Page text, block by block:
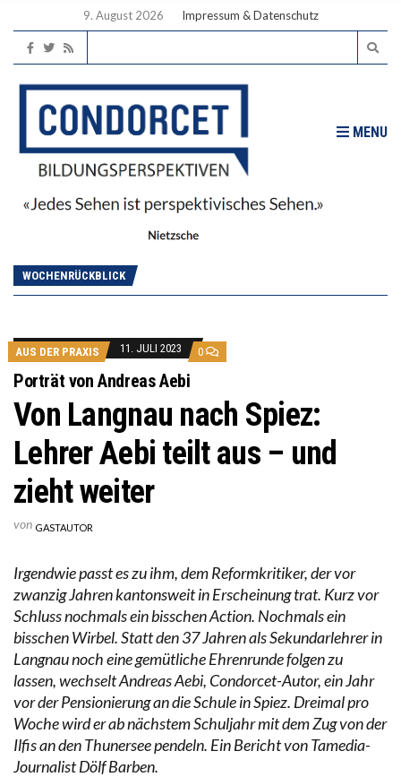
9. August 2026 Impressum & Datenschutz
MENU
WOCHENRÜCKBLICK
AUS DER PRAXIS 11. JULI 2023 0
Porträt von Andreas Aebi
Von Langnau nach Spiez:
Lehrer Aebi teilt aus – und
zieht weiter
von GASTAUTOR
Irgendwie passt es zu ihm, dem Reformkritiker, der vor
zwanzig Jahren kantonsweit in Erscheinung trat. Kurz vor
Schluss nochmals ein bisschen Action. Nochmals ein
bisschen Wirbel. Statt den 37 Jahren als Sekundarlehrer in
Langnau noch eine gemütliche Ehrenrunde folgen zu
lassen, wechselt Andreas Aebi, Condorcet-Autor, ein Jahr
vor der Pensionierung an die Schule in Spiez. Dreimal pro
Woche wird er ab nächstem Schuljahr mit dem Zug von der
Ilfis an den Thunersee pendeln. Ein Bericht von Tamedia-
Journalist Dölf Barben.